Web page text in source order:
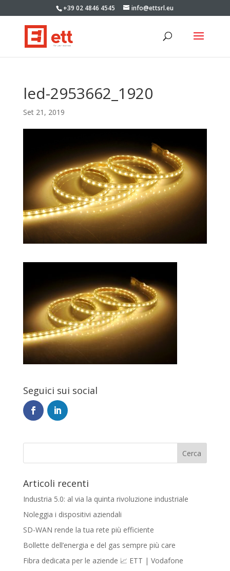
+39 02 4846 4545 info@ettsrl.eu
led-2953662_1920
Set 21, 2019
Seguici sui social
Articoli recenti
Industria 5.0: al via la quinta rivoluzione industriale
Noleggia i dispositivi aziendali
SD-WAN rende la tua rete più efficiente
Bollette dell’energia e del gas sempre più care
Fibra dedicata per le aziende 📈 ETT | Vodafone